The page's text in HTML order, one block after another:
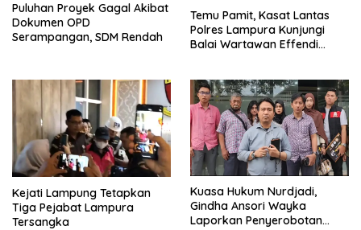
Puluhan Proyek Gagal Akibat
Dokumen OPD
Serampangan, SDM Rendah
Temu Pamit, Kasat Lantas
Polres Lampura Kunjungi
Balai Wartawan Effendi
Kejati Lampung Tetapkan
Tiga Pejabat Lampura
Tersangka
Kuasa Hukum Nurdjadi,
Gindha Ansori Wayka
Laporkan Penyerobotan